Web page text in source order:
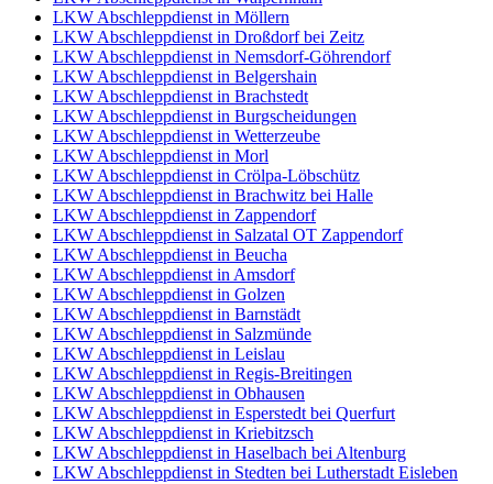
LKW Abschleppdienst in Möllern
LKW Abschleppdienst in Droßdorf bei Zeitz
LKW Abschleppdienst in Nemsdorf-Göhrendorf
LKW Abschleppdienst in Belgershain
LKW Abschleppdienst in Brachstedt
LKW Abschleppdienst in Burgscheidungen
LKW Abschleppdienst in Wetterzeube
LKW Abschleppdienst in Morl
LKW Abschleppdienst in Crölpa-Löbschütz
LKW Abschleppdienst in Brachwitz bei Halle
LKW Abschleppdienst in Zappendorf
LKW Abschleppdienst in Salzatal OT Zappendorf
LKW Abschleppdienst in Beucha
LKW Abschleppdienst in Amsdorf
LKW Abschleppdienst in Golzen
LKW Abschleppdienst in Barnstädt
LKW Abschleppdienst in Salzmünde
LKW Abschleppdienst in Leislau
LKW Abschleppdienst in Regis-Breitingen
LKW Abschleppdienst in Obhausen
LKW Abschleppdienst in Esperstedt bei Querfurt
LKW Abschleppdienst in Kriebitzsch
LKW Abschleppdienst in Haselbach bei Altenburg
LKW Abschleppdienst in Stedten bei Lutherstadt Eisleben